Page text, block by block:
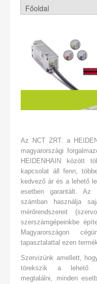
Az NCT ZRT. a
magyarországi
HEIDENHAIN között
kapcsolat áll fenn,
kedvező ár és a lehető
esetben garantált.
számban használja
mérőrendszereit
szerszámgépeinkbe
Magyarországon
tapasztalattal ezen
Szervizünk amellett,
törekszik a lehető
megtalálni, minden